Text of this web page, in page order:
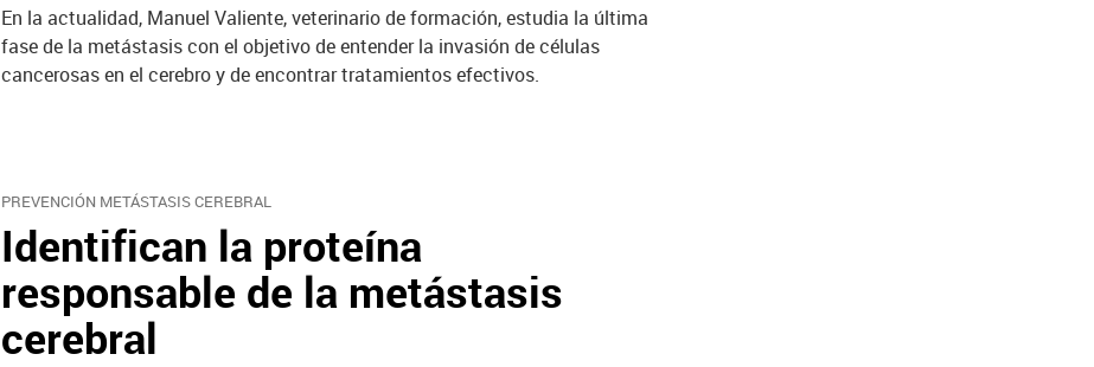
En la actualidad, Manuel Valiente, veterinario de formación, estudia la última
fase de la metástasis con el objetivo de entender la invasión de células
cancerosas en el cerebro y de encontrar tratamientos efectivos.
PREVENCIÓN METÁSTASIS CEREBRAL
Identifican la proteína
responsable de la metástasis
cerebral